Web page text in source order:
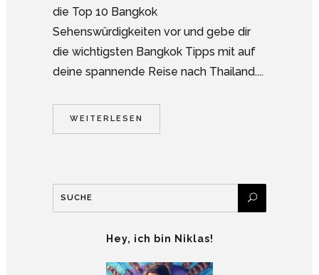
die Top 10 Bangkok
Sehenswürdigkeiten vor und gebe dir
die wichtigsten Bangkok Tipps mit auf
deine spannende Reise nach Thailand....
WEITERLESEN
Hey, ich bin Niklas!